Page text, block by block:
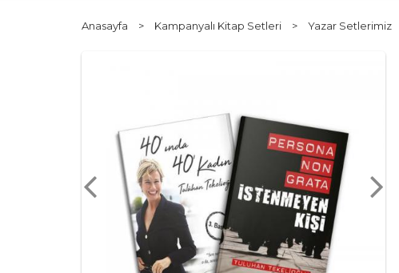
Anasayfa > Kampanyalı Kitap Setleri > Yazar Setlerimiz